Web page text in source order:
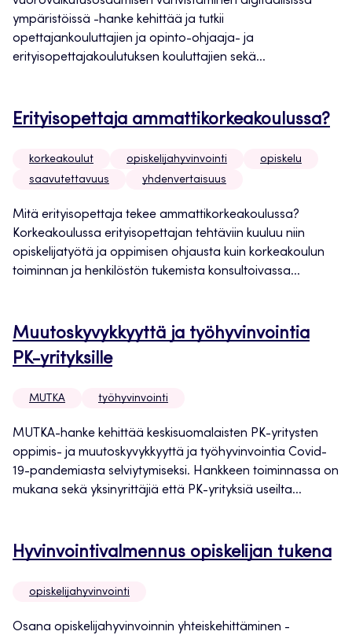
ympäristöissä -hanke kehittää ja tutkii
opettajankouluttajien ja opinto-ohjaaja- ja
erityisopettajakoulutuksen kouluttajien sekä...
Erityisopettaja ammattikorkeakoulussa?
korkeakoulut opiskelijahyvinvointi
opiskelu
saavutettavuus
yhdenvertaisuus
Mitä erityisopettaja tekee ammattikorkeakoulussa?
Korkeakoulussa erityisopettajan tehtäviin kuuluu niin
opiskelijatyötä ja oppimisen ohjausta kuin korkeakoulun
toiminnan ja henkilöstön tukemista konsultoivassa...
Muutoskyvykkyyttä ja työhyvinvointia
PK-yrityksille
MUTKA työhyvinvointi
MUTKA-hanke kehittää keskisuomalaisten PK-yritysten
oppimis- ja muutoskyvykkyyttä ja työhyvinvointia Covid-
19-pandemiasta selviytymiseksi. Hankkeen toiminnassa on
mukana sekä yksinyrittäjiä että PK-yrityksiä useilta...
Hyvinvointivalmennus opiskelijan tukena
opiskelijahyvinvointi
Osana opiskelijahyvinvoinnin yhteiskehittäminen -